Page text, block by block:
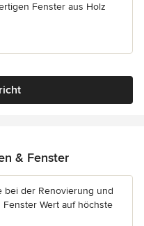
Fenster aus Holz
& Fenster
bei der Renovierung und
Wert auf höchste